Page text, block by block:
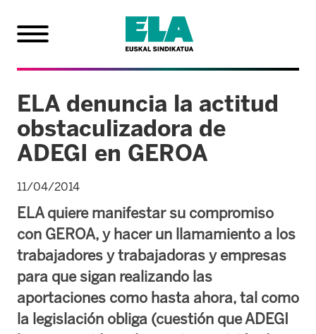
ELA denuncia la actitud
obstaculizadora de
ADEGI en GEROA
11/04/2014
ELA quiere manifestar su compromiso
con GEROA, y hacer un llamamiento a los
trabajadores y trabajadoras y empresas
para que sigan realizando las
aportaciones como hasta ahora, tal como
la legislación obliga (cuestión que ADEGI